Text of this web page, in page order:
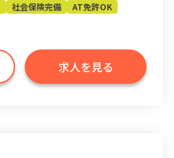
求人を見る
社会保険完備
AT免許OK